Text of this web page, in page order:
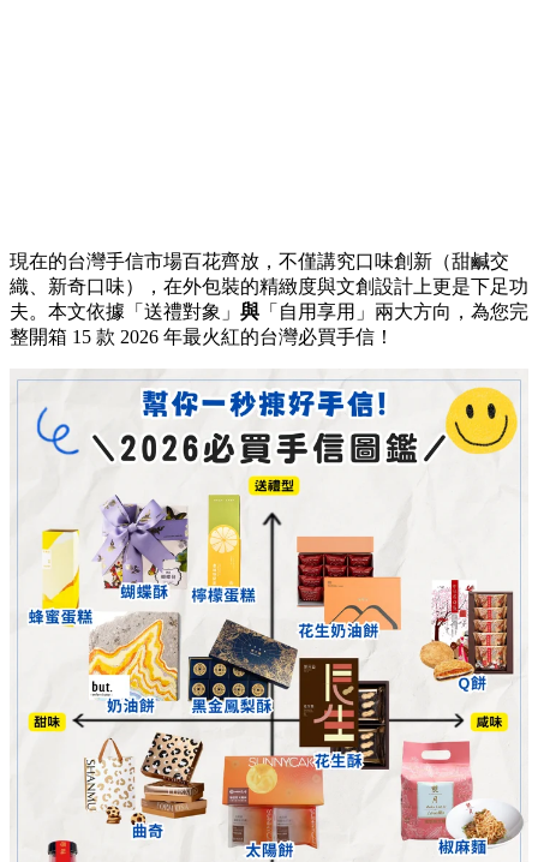
現在的台灣手信市場百花齊放，不僅講究口味創新（甜鹹交
織、新奇口味），在外包裝的精緻度與文創設計上更是下足功
夫。本文依據「送禮對象」 與 「自用享用」兩大方向，為您完
整開箱 15 款 2026 年最火紅的台灣必買手信！